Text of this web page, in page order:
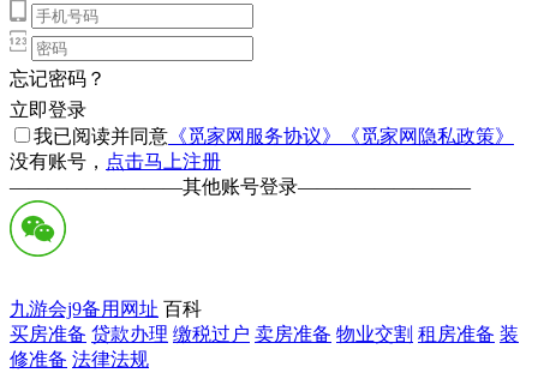
忘记密码？
立即登录
我已阅读并同意 《觅家网服务协议》
《觅家网隐私政策》
没有账号， 点击马上注册
—————————其他账号登录—————————
九游会j9备用网址 百科
买房准备 贷款办理 缴税过户 卖房准备 物业交割 租房准备 装
修准备 法律法规